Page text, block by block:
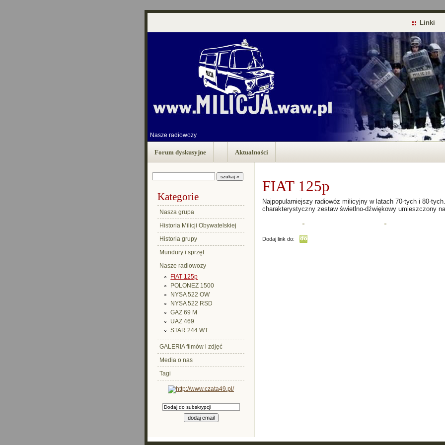
Linki
Nasze radiowozy
Forum dyskusyjne Aktualności
Kategorie
Nasza grupa
Historia Milicji Obywatelskiej
Historia grupy
Mundury i sprzęt
Nasze radiowozy
FIAT 125p
POLONEZ 1500
NYSA 522 OW
NYSA 522 RSD
GAZ 69 M
UAZ 469
STAR 244 WT
GALERIA filmów i zdjęć
Media o nas
Tagi
FIAT 125p
Najpopularniejszy radiowóz milicyjny w latach 70-tych i 80-
charakterystyczny zestaw świetlno-dźwiękowy umieszczony
Dodaj link do: